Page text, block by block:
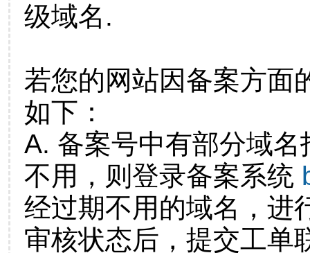
级域名.
若您的网站因备案方面
如下：
A. 备案号中有部分域
不用，则登录备案系统
经过期不用的域名，进
审核状态后，提交工单